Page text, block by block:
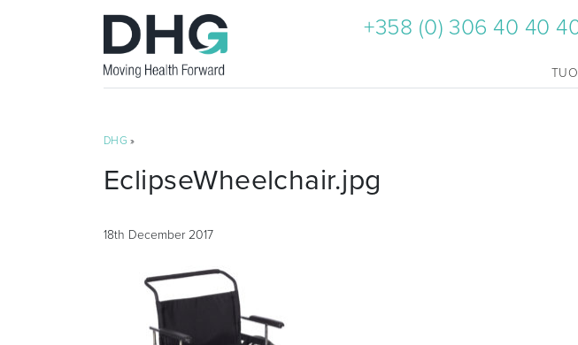
+358 (0) 306 40 40
DHG »
EclipseWheelchair.jpg
18th December 2017